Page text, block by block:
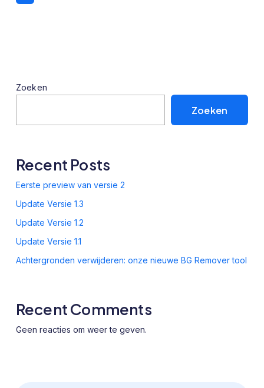
Zoeken
Zoeken
Recent Posts
Eerste preview van versie 2
Update Versie 1.3
Update Versie 1.2
Update Versie 1.1
Achtergronden verwijderen: onze nieuwe BG Remover tool
Recent Comments
Geen reacties om weer te geven.